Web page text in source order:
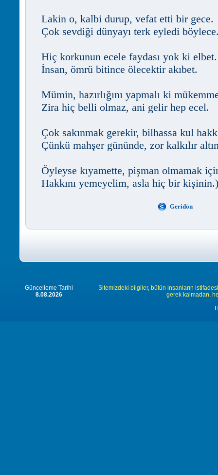
Lakin o, kalbi durup, vefat etti bir gece.
Çok sevdiği dünyayı terk eyledi
Hiç korkunun ecele faydası yok ki elbet.
İnsan, ömrü bitince ölecektir akıbet.
Mümin, hazırlığını yapmalı ki
Zira hiç belli olmaz, ani gelir hep ecel.
Çok sakınmak gerekir, bilhassa kul
Çünkü mahşer gününde, zor kalkılır
Öyleyse kıyamette, pişman olmamak
Hakkını yemeyelim, asla hiç bir kişinin.)
Geridön
Güncelleme Tarihi
8.08.2026
Sitemizdeki bilgiler, bütün insanların
gerek kalmadan,